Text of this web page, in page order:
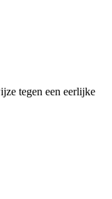
tegen een eerlijke